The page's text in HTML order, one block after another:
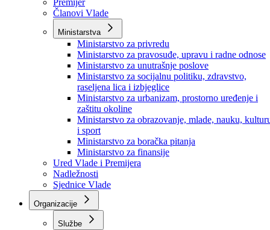
Vlada
Vlada BPK Goražde
Premijer
Članovi Vlade
Ministarstva
Ministarstvo za privredu
Ministarstvo za pravosuđe, upravu i radne odnose
Ministarstvo za unutrašnje poslove
Ministarstvo za socijalnu politiku, zdravstvo,
raseljena lica i izbjeglice
Ministarstvo za urbanizam, prostorno uređenje i
zaštitu okoline
Ministarstvo za obrazovanje, mlade, nauku,
i sport
Ministarstvo za boračka pitanja
Ministarstvo za finansije
Ured Vlade i Premijera
Nadležnosti
Sjednice Vlade